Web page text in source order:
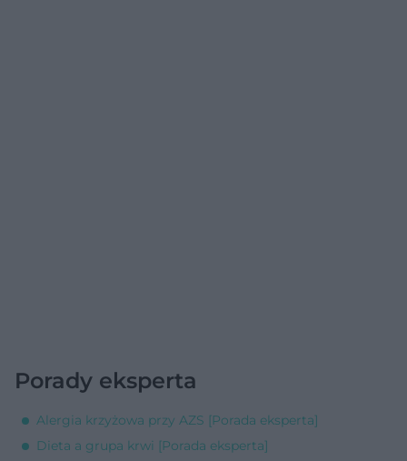
Porady eksperta
Alergia krzyżowa przy AZS [Porada eksperta]
Dieta a grupa krwi [Porada eksperta]